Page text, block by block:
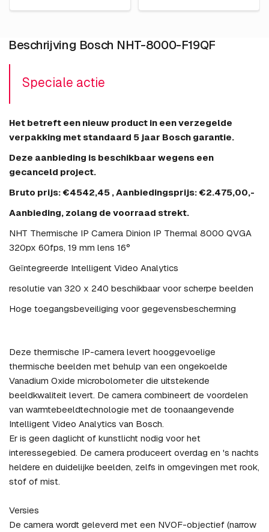
Beschrijving Bosch NHT-8000-F19QF
Speciale actie
Het betreft een nieuw product in een verzegelde
verpakking met standaard 5 jaar Bosch garantie.
Deze aanbieding is beschikbaar wegens een
gecanceld project.
Bruto prijs: €4542,45 , Aanbiedingsprijs: €2.475,00,-
Aanbieding, zolang de voorraad strekt.
NHT Thermische IP Camera Dinion IP Thermal 8000 QVGA
320px 60fps, 19 mm lens 16°
Geïntegreerde Intelligent Video Analytics
resolutie van 320 x 240 beschikbaar voor scherpe beelden
Hoge toegangsbeveiliging voor gegevensbescherming
Deze thermische IP-camera levert hooggevoelige
thermische beelden met behulp van een ongekoelde
Vanadium Oxide microbolometer die uitstekende
beeldkwaliteit levert. De camera combineert de voordelen
van warmtebeeldtechnologie met de toonaangevende
Intelligent Video Analytics van Bosch.
Er is geen daglicht of kunstlicht nodig voor het
interessegebied. De camera produceert overdag en 's nachts
heldere en duidelijke beelden, zelfs in omgevingen met rook,
stof of mist.
Versies
De camera wordt geleverd met een NVOF-objectief (narrow